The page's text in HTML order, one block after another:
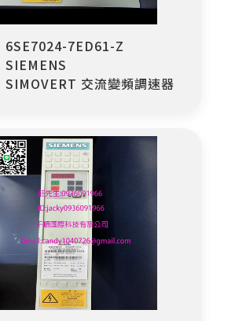
6SE7024-7ED61-Z
SIEMENS
SIMOVERT 交流變頻調速器